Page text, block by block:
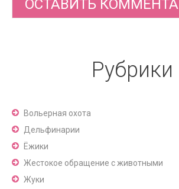
Рубрики
Вольерная охота
Дельфинарии
Ёжики
Жестокое обращение с животными
Жуки